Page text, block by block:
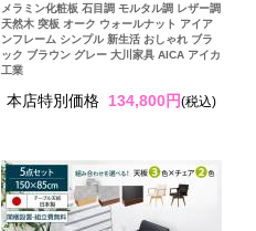
メラミン化粧板 石目調 モルタル調 レザー調
天然木 突板 オーク ウォールナット アイア
ンフレーム シンプル 新生活 おしゃれ ブラ
ック ブラウン グレー 大川家具 AICA アイカ
工業
本店特別価格 134,800円(税込)